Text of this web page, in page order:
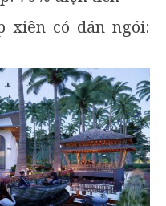
xiên có dán ngói: